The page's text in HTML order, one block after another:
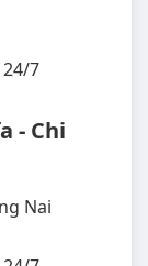
7
- Chi
Nai